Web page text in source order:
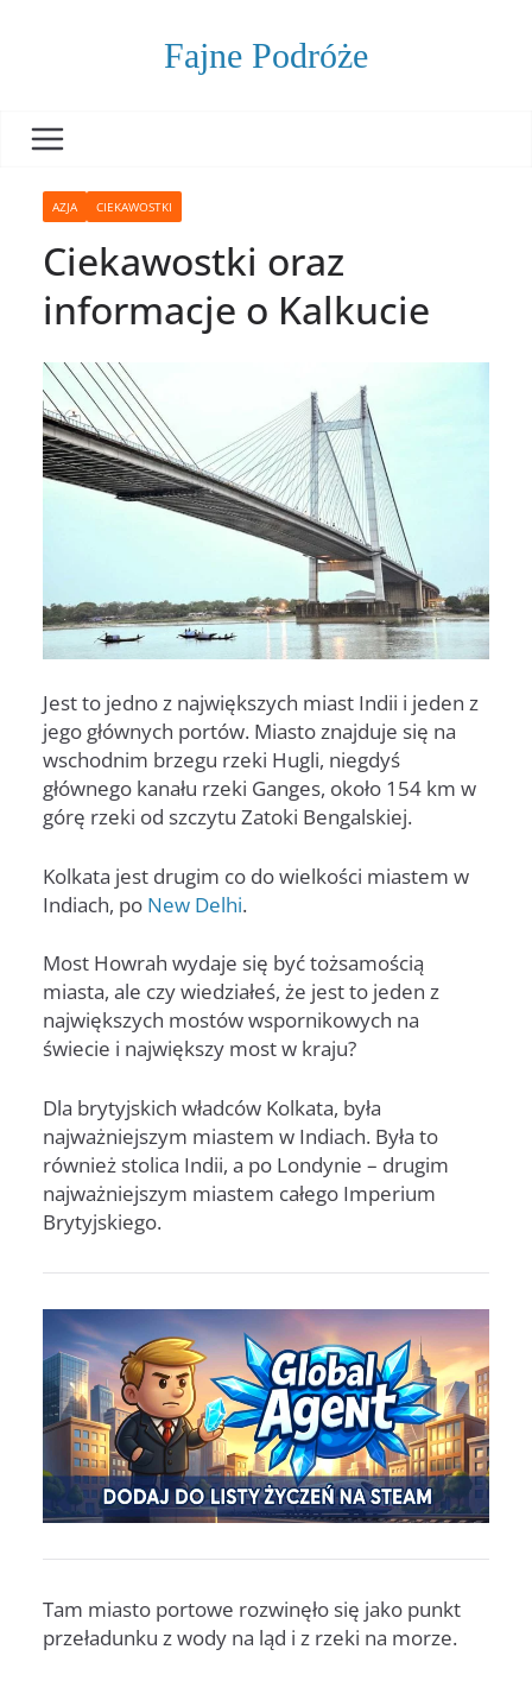
Fajne Podróże
AZJA CIEKAWOSTKI
Ciekawostki oraz
informacje o Kalkucie
Jest to jedno z największych miast Indii i jeden z
jego głównych portów. Miasto znajduje się na
wschodnim brzegu rzeki Hugli, niegdyś
głównego kanału rzeki Ganges, około 154 km w
górę rzeki od szczytu Zatoki Bengalskiej.
Kolkata jest drugim co do wielkości miastem w
Indiach, po New Delhi.
Most Howrah wydaje się być tożsamością
miasta, ale czy wiedziałeś, że jest to jeden z
największych mostów wspornikowych na
świecie i największy most w kraju?
Dla brytyjskich władców Kolkata, była
najważniejszym miastem w Indiach. Była to
również stolica Indii, a po Londynie – drugim
najważniejszym miastem całego Imperium
Brytyjskiego.
Tam miasto portowe rozwinęło się jako punkt
przeładunku z wody na ląd i z rzeki na morze.